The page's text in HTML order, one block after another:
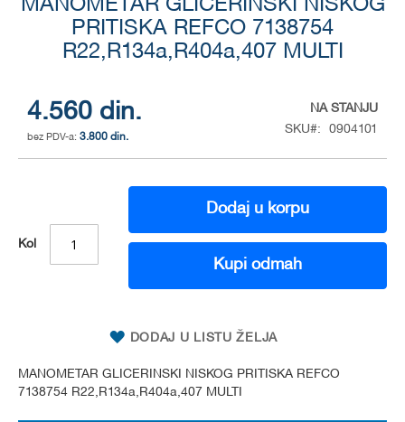
MANOMETAR GLICERINSKI NISKOG
PRITISKA REFCO 7138754
R22,R134a,R404a,407 MULTI
4.560 din.
3.800 din.
NA STANJU
SKU
0904101
Kol
Dodaj u korpu
Kupi odmah
DODAJ U LISTU ŽELJA
MANOMETAR GLICERINSKI NISKOG PRITISKA REFCO
7138754 R22,R134a,R404a,407 MULTI
beginning
gallery